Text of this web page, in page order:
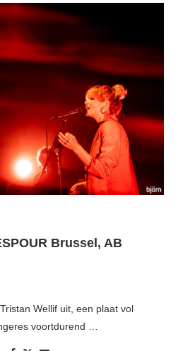
Brussel, AB
Wellif uit, een plaat vol
voortdurend …